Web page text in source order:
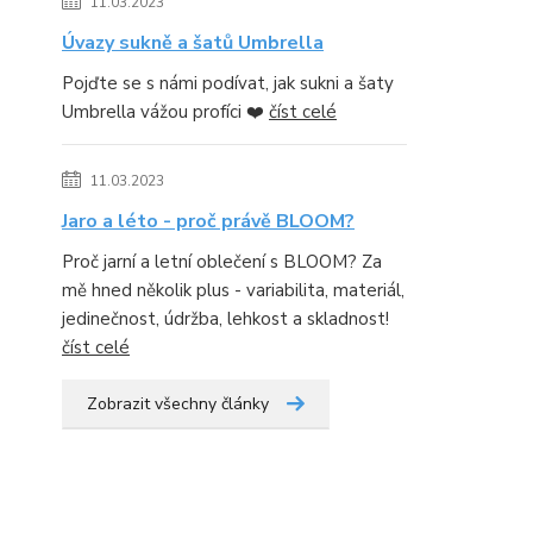
Úvazy sukně a šatů Umbrella
Pojďte se s námi podívat, jak sukni a šaty
Umbrella vážou profíci ❤️ číst celé
11.03.2023
Jaro a léto - proč právě BLOOM?
Proč jarní a letní oblečení s BLOOM? Za
mě hned několik plus - variabilita, materiál,
jedinečnost, údržba, lehkost a skladnost!
číst celé
Zobrazit všechny články